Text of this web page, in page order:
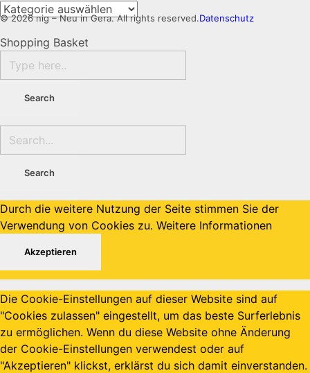
Aktuelles
© 2026 nig – Neu in Gera. All rights reserved.Datenschutz
Shopping Basket
Durch die weitere Nutzung der Seite stimmen Sie der
Verwendung von Cookies zu. Weitere Informationen
Akzeptieren
Die Cookie-Einstellungen auf dieser Website sind auf
"Cookies zulassen" eingestellt, um das beste Surferlebnis
zu ermöglichen. Wenn du diese Website ohne Änderung
der Cookie-Einstellungen verwendest oder auf
"Akzeptieren" klickst, erklärst du sich damit einverstanden.